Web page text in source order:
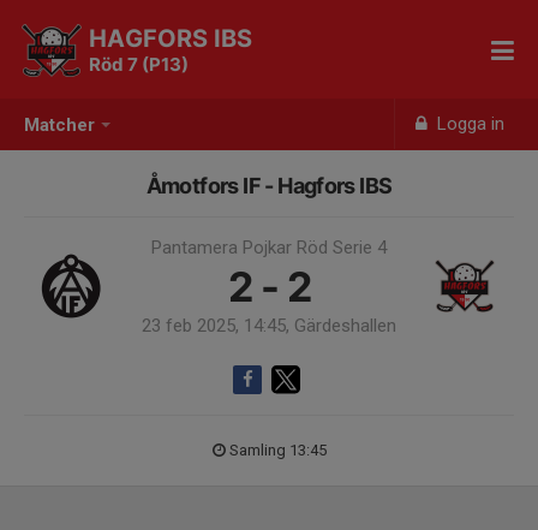
Matcher Logga in
HAGFORS IBS
Röd 7 (P13)
Åmotfors IF - Hagfors IBS
Pantamera Pojkar Röd Serie 4
2 - 2
23 feb 2025, 14:45, Gärdeshallen
Samling 13:45